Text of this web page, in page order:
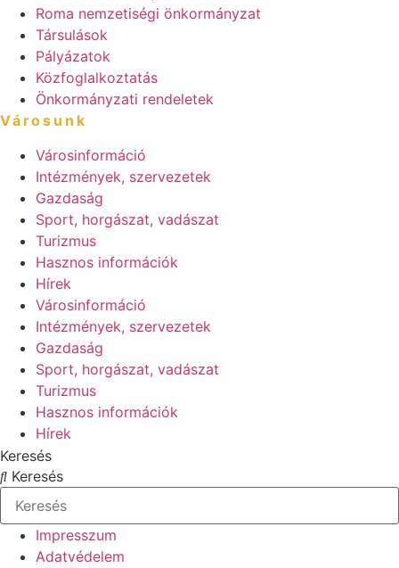
Roma nemzetiségi önkormányzat
Társulások
Pályázatok
Közfoglalkoztatás
Önkormányzati rendeletek
Városunk
Városinformáció
Intézmények, szervezetek
Gazdaság
Sport, horgászat, vadászat
Turizmus
Hasznos információk
Hírek
Városinformáció
Intézmények, szervezetek
Gazdaság
Sport, horgászat, vadászat
Turizmus
Hasznos információk
Hírek
Keresés
Keresés
Impresszum
Adatvédelem